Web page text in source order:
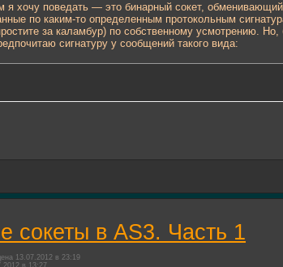
я хочу поведать — это бинарный сокет,
по каким-то определенным протокольным
за каламбур) по собственному усмотрению.
сигнатуру у сообщений такого вида:
сокеты в AS3. Часть 1
13.07.2012 в 23:19
в 13:27